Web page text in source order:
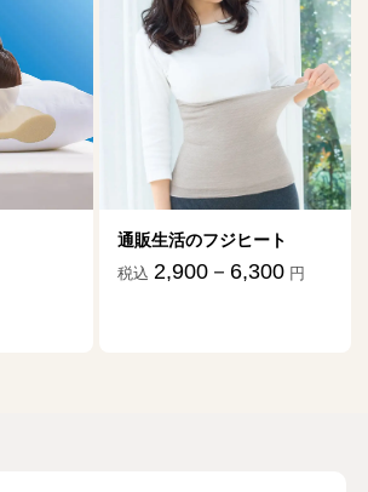
通販生活のフジヒート
税込 2,900－6,300 円